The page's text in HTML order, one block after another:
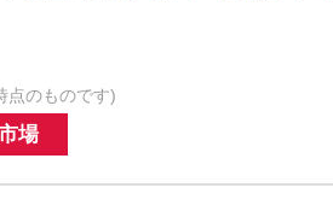
点のものです)
場